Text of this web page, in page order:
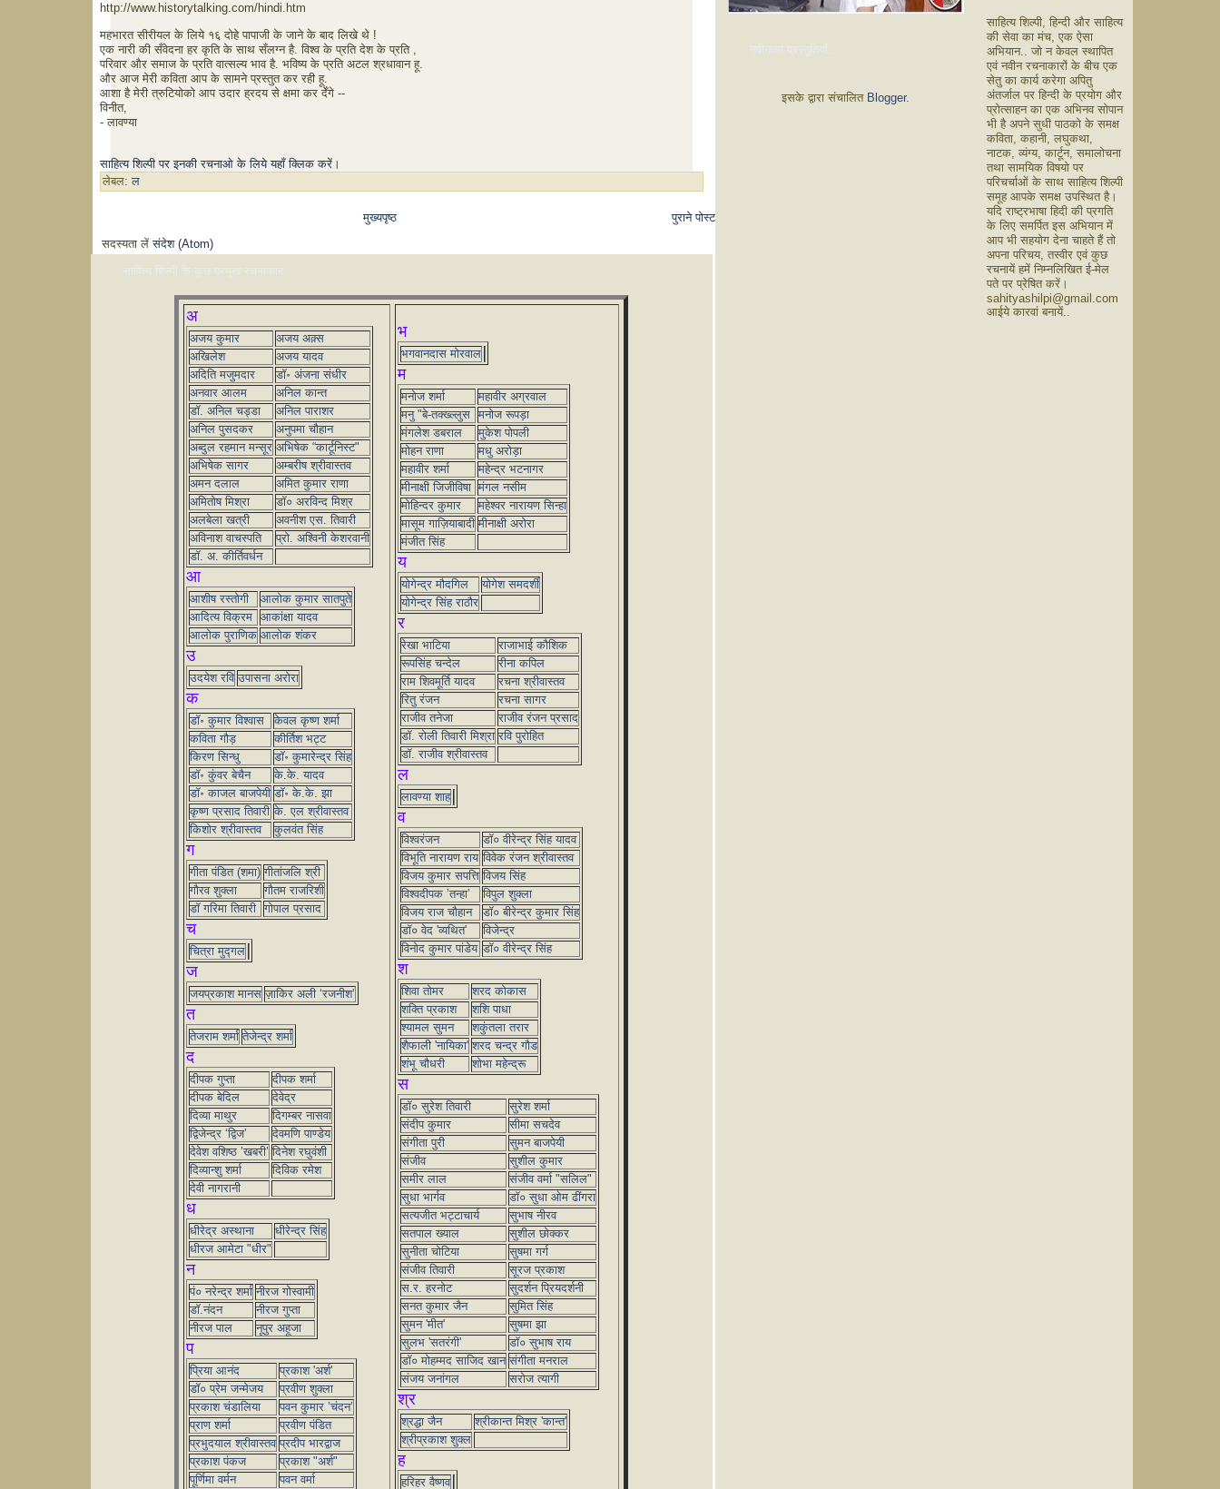
http://www.historytalking.com/hindi.htm
महभारत सीरीयल के लिये १६ दोहे पापाजी के जाने के बाद लिखे थे !
एक नारी की सँवेदना हर कृति के साथ सँलग्न है. विश्व के प्रति देश के प्रति ,
परिवार और समाज के प्रति वात्सल्य भाव है. भविष्य के प्रति अटल श्रधावान हू.
और आज मेरी कविता आप के सामने प्रस्तुत कर रही हू.
आशा है मेरी त्रुटियोको आप उदार ह्रदय से क्षमा कर देँगे --
विनीत,
- लावण्या
साहित्य शिल्पी पर इनकी रचनाओ के लिये यहाँ क्लिक करें।
लेबल: ल
पुराने पोस्ट
मुख्यपृष्ठ
सदस्यता लेंसंदेश (Atom)
साहित्य शिल्पी के कुछ प्रमुख रचनाकार
अ
अजय कुमार
अजय अक़्स
अखिलेश
अजय यादव
अदिति मजुमदार
डॉ॰ अंजना संधीर
अनवार आलम
अनिल कान्त
डॉ. अनिल चड्डा
अनिल पाराशर
अनिल पुसदकर
अनुपमा चौहान
अब्दुल रहमान मन्सूर अभिषेक “कार्टूनिस्ट"
अभिषेक सागर
अम्बरीष श्रीवास्तव
अमन दलाल
अमित कुमार राणा
अमितोष मिश्रा
डॉ० अरविन्द मिश्र
अलबेला खत्री
अवनीश एस. तिवारी
अविनाश वाचस्पति
प्रो. अश्विनी केशरवानी
डॉ. अ. कीर्तिवर्धन
आ
आशीष रस्तोगी
आलोक कुमार सातपुते
आदित्य विक्रम आकांक्षा यादव
आलोक पुराणिक आलोक शंकर
उ
उदयेश रवि उपासना अरोरा
क
डॉ॰ कुमार विश्वास
केवल कृष्ण शर्मा
कविता गौड़
कीर्तिश भट्ट
किरण सिन्धु
डॉ॰ कुमारेन्द्र सिंह
डॉ॰ कुंवर बेचैन
के.के. यादव
डॉ॰ काजल बाजपेयी डॉ॰ के.के. झा
कृष्ण प्रसाद तिवारी के. एल श्रीवास्तव
किशोर श्रीवास्तव
कुलवंत सिंह
ग
गीता पंडित (शमा) गीतांजलि श्री
गौरव शुक्ला
गौतम राजरिशी
डॉ गरिमा तिवारी गोपाल प्रसाद
च
चित्रा मुद्गल
ज
जयप्रकाश मानस ज़ाकिर अली ‘रजनीश’
त
तेजराम शर्मा तेजेन्द्र शर्मा
द
दीपक गुप्ता
दीपक शर्मा
दीपक बेदिल
देवेद्र
दिव्या माथुर
दिगम्बर नासवा
द्विजेन्द्र ‘द्विज’
देवमणि पाण्डेय
देवेश वशिष्ठ ’खबरी’ दिनेश रघुवंशी
दिव्यान्शु शर्मा
दिविक रमेश
देवी नागरानी
ध
धीरेद्र अस्थाना
धीरेन्द्र सिंह
धीरज आमेटा "धीर"
न
पं० नरेन्द्र शर्मा नीरज गोस्वामी
डॉ.नंदन
नीरज गुप्ता
नीरज पाल
नूपुर अहूजा
प
प्रिया आनंद
प्रकाश 'अर्श'
डॉ० प्रेम जन्मेजय
प्रवीण शुक्ला
प्रकाश चंडालिया
पवन कुमार ’चंदन’
प्राण शर्मा
प्रवीण पंडित
प्रभुदयाल श्रीवास्तव प्रदीप भारद्वाज
प्रकाश पंकज
प्रकाश "अर्श"
पूर्णिमा वर्मन
पवन वर्मा
भ
भगवानदास मोरवाल
म
मनोज शर्मा
महावीर अग्रवाल
मनु "बे-तक्ख्ल्लुस मनोज रूपड़ा
मंगलेश डबराल
मुकेश पोपली
मोहन राणा
मधु अरोड़ा
महावीर शर्मा
महेन्द्र भटनागर
मीनाक्षी जिजीविषा मंगल नसीम
मोहिन्दर कुमार
महेश्वर नारायण सिन्हा
मासूम गाज़ियाबादी मीनाक्षी अरोरा
मंजीत सिंह
य
योगेन्द्र मौदगिल
योगेश समदर्शी
योगेन्द्र सिंह राठौर
र
रेखा भाटिया
राजाभाई कौशिक
रूपसिंह चन्देल
रीना कपिल
राम शिवमूर्ति यादव
रचना श्रीवास्तव
रितु रंजन
रचना सागर
राजीव तनेजा
राजीव रंजन प्रसाद
डॉ. रोली तिवारी मिश्रा रवि पुरोहित
डॉ. राजीव श्रीवास्तव
ल
लावण्या शाह
व
विश्वरंजन
डॉ० वीरेन्द्र सिंह यादव
विभूति नारायण राय विवेक रंजन श्रीवास्तव
विजय कुमार सपत्ति विजय सिंह
विश्वदीपक ’तन्हा’
विपुल शुक्ला
विजय राज चौहान
डॉ० बीरेन्द्र कुमार सिंह
डॉ० वेद 'व्यथित'
विजेन्द्र
विनोद कुमार पांडेय डॉ० वीरेन्द्र सिंह
श
शिवा तोमर
शरद कोकास
शक्ति प्रकाश
शशि पाधा
श्यामल सुमन
शकुंतला तरार
शैफाली 'नायिका' शरद चन्द्र गौड
शंभू चौधरी
शोभा महेन्द्रू
स
डॉ० सुरेश तिवारी
सुरेश शर्मा
संदीप कुमार
सीमा सचदेव
संगीता पुरी
सुमन बाजपेयी
संजीव
सुशील कुमार
समीर लाल
संजीव वर्मा "सलिल"
सुधा भार्गव
डॉ० सुधा ओम ढींगरा
सत्यजीत भट्टाचार्य
सुभाष नीरव
सतपाल ख्याल
सुशील छोक्कर
सुनीता चोटिया
सुषमा गर्ग
संजीव तिवारी
सूरज प्रकाश
स.र. हरनोट
सुदर्शन प्रियदर्शनी
सनत कुमार जैन
सुमित सिंह
सुमन 'मीत'
सुषमा झा
सुलभ 'सतरंगी'
डॉ० सुभाष राय
डॉ० मोहम्मद साजिद खान संगीता मनराल
संजय जनांगल
सरोज त्यागी
श्र
श्रद्धा जैन
श्रीकान्त मिश्र 'कान्त'
श्रीप्रकाश शुक्ल
ह
हरिहर वैष्णव
नवीनतम प्रस्तुतियाँ...
इसके द्वारा संचालित Blogger.
साहित्य शिल्पी, हिन्दी और साहित्य
की सेवा का मंच, एक ऐसा
अभियान.. जो न केवल स्थापित
एवं नवीन रचनाकारों के बीच एक
सेतु का कार्य करेगा अपितु
अंतर्जाल पर हिन्दी के प्रयोग और
प्रोत्साहन का एक अभिनव सोपान
भी है अपने सुधी पाठको के समक्ष
कविता, कहानी, लघुकथा,
नाटक, व्यंग्य, कार्टून, समालोचना
तथा सामयिक विषयो पर
परिचर्चाओं के साथ साहित्य शिल्पी
समूह आपके समक्ष उपस्थित है।
यदि राष्ट्रभाषा हिदी की प्रगति
के लिए समर्पित इस अभियान में
आप भी सहयोग देना चाहते हैं तो
अपना परिचय, तस्वीर एवं कुछ
रचनायें हमें निम्नलिखित ई-मेल
पते पर प्रेषित करें।
sahityashilpi@gmail.com
आईये कारवां बनायें..